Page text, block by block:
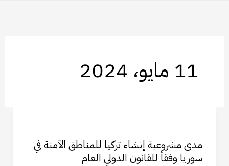
11 مايو، 2024
مدى مشروعية إنشاء تركيا للمناطق الآمنة في
سوريا وفقاً للقانون الدولي العام